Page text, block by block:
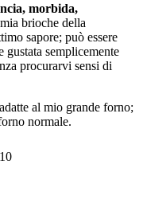
morbida,
brioche della
sapore; può essere
semplicemente
procurarvi sensi di
al mio grande forno;
normale.